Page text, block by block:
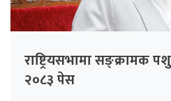
राष्ट्रियसभामा सङ्क्रामक
२०८३ पेस